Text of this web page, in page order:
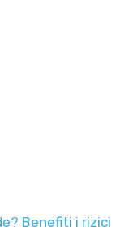
Benefiti i rizici